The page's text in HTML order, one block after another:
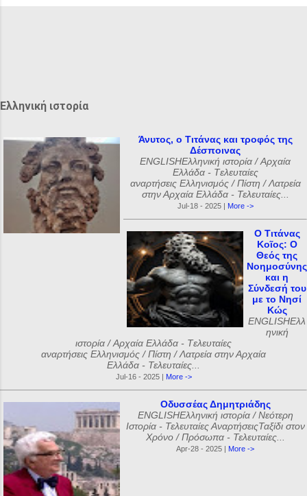
Ελληνική ιστορία
Άνυτος, ο Τιτάνας και τροφός της
Δέσποινας
ENGLISHΕλληνική ιστορία / Αρχαία
Ελλάδα - Tελευταίες
αναρτήσεις Ελληνισμός / Πίστη / Λατρεία
στην Αρχαία Ελλάδα - Τελευταίες...
Jul-18 - 2025 | More ->
Ο Τιτάνας
Κοῖος: Ο
Θεός της
Νοημοσύνης
και η
Σύνδεσή του
με το Νησί
Κώς
ENGLISHΕλλ
ηνική
ιστορία / Αρχαία Ελλάδα - Tελευταίες
αναρτήσεις Ελληνισμός / Πίστη / Λατρεία στην Αρχαία
Ελλάδα - Τελευταίες...
Jul-16 - 2025 | More ->
Οδυσσέας Δημητριάδης
ENGLISHΕλληνική ιστορία / Νεότερη
Ιστορία - Τελευταίες ΑναρτήσειςΤαξίδι στον
Χρόνο / Πρόσωπα - Τελευταίες...
Apr-28 - 2025 | More ->